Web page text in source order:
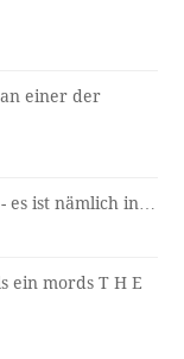
einer der
es ist nämlich in…
ein mords T H E